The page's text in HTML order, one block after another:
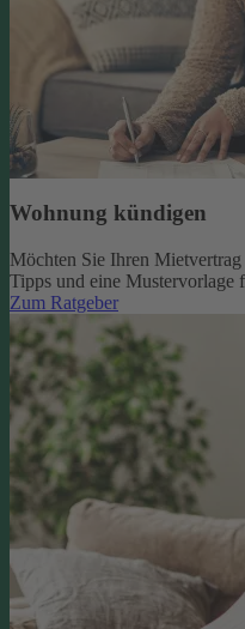
Wohnung kündigen
Möchten Sie Ihren
Tipps und eine Mustervorlage
Zum Ratgeber